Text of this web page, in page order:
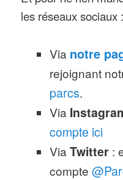
les réseaux sociaux :
Via notre
rejoignant
parcs.
Via
compte ici
Via Twitter:
compte